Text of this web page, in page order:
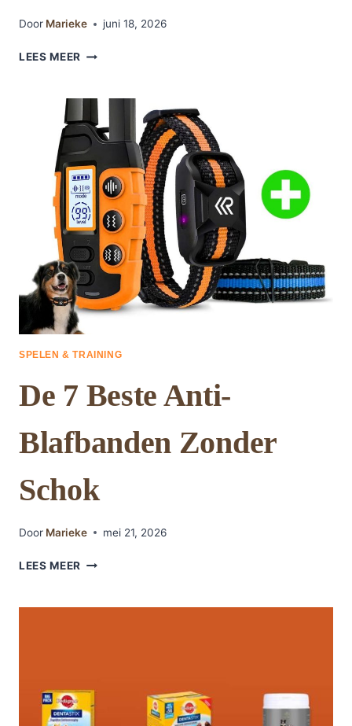
Door Marieke juni 18, 2026
LEES MEER DE
SNUFFELMATTEN
HOND
SPELEN & TRAINING
De 7 Beste Anti-
Blafbanden Zonder
Schok
Door Marieke mei 21, 2026
LEES MEER DE
ANTI-